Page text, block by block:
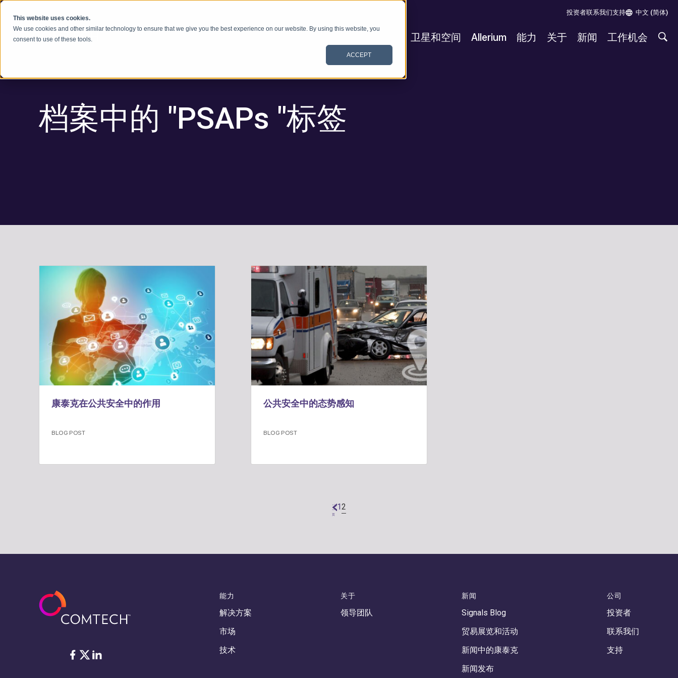
This website uses cookies.
We use cookies and other similar technology to ensure that we give you the best experience on our website. By using this website, you
consent to use of these tools.
ACCEPT
跳到内容
投资者联系我们支持 中文 (简体)
卫星和空间 Allerium 能力 关于 新闻 工作机会
档案中的 "PSAPs "标签
康泰克在公共安全中的作用
BLOG POST
公共安全中的态势感知
BLOG POST
"上
一
页
12
脸书 Twitter
ǞǞǞ
能力
解决方案
市场
技术
关于
领导团队
新闻
Signals Blog
贸易展览和活动
新闻中的康泰克
新闻发布
公司
投资者
联系我们
支持